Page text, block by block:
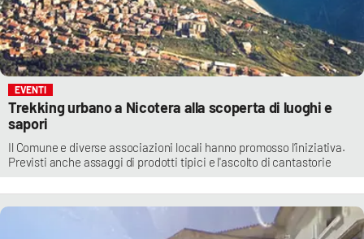
EVENTI
Trekking urbano a Nicotera alla scoperta di luoghi e
sapori
Il Comune e diverse associazioni locali hanno promosso l’iniziativa.
Previsti anche assaggi di prodotti tipici e l'ascolto di cantastorie